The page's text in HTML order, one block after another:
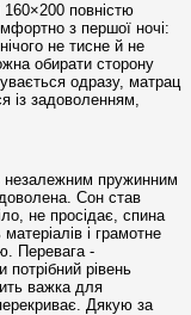
повністю
з першої ночі:
не тисне й не
обирати сторону
одразу, матрац
із задоволенням,
пружинним
Сон став
не просідає, спина
і грамотне
Перевага -
рівень
важка для
Дякую за